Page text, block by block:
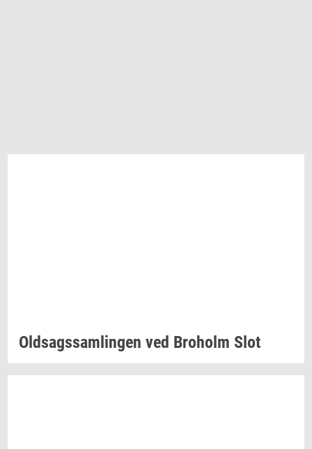
Oldsags­sam­lin­gen ved Bro­holm Slot